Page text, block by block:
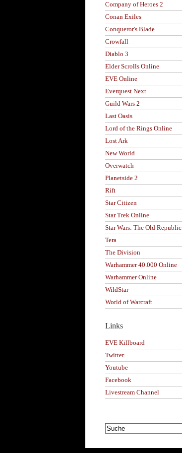
Company of Heroes 2
Conan Exiles
Conqueror's Blade
Crowfall
Diablo 3
Elder Scrolls Online
EVE Online
Everquest Next
Guild Wars 2
Last Oasis
Lord of the Rings Online
Lost Ark
New World
Overwatch
Planetside 2
Rift
Star Citizen
Star Trek Online
Star Wars: The Old Republic
Tera
The Division
Warhammer 40.000 Online
Warhammer Online
WildStar
World of Warcraft
Links
EVE Killboard
Twitter
Youtube
Facebook
Livestream Channel